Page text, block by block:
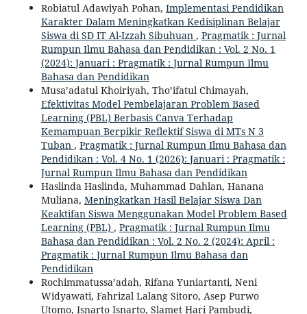
Robiatul Adawiyah Pohan, Implementasi Pendidikan
Karakter Dalam Meningkatkan Kedisiplinan Belajar
Siswa di SD IT Al-Izzah Sibuhuan , Pragmatik : Jurnal
Rumpun Ilmu Bahasa dan Pendidikan : Vol. 2 No. 1
(2024): Januari : Pragmatik : Jurnal Rumpun Ilmu
Bahasa dan Pendidikan
Musa’adatul Khoiriyah, Tho’ifatul Chimayah,
Efektivitas Model Pembelajaran Problem Based
Learning (PBL) Berbasis Canva Terhadap
Kemampuan Berpikir Reflektif Siswa di MTs N 3
Tuban , Pragmatik : Jurnal Rumpun Ilmu Bahasa dan
Pendidikan : Vol. 4 No. 1 (2026): Januari : Pragmatik :
Jurnal Rumpun Ilmu Bahasa dan Pendidikan
Haslinda Haslinda, Muhammad Dahlan, Hanana
Muliana, Meningkatkan Hasil Belajar Siswa Dan
Keaktifan Siswa Menggunakan Model Problem Based
Learning (PBL) , Pragmatik : Jurnal Rumpun Ilmu
Bahasa dan Pendidikan : Vol. 2 No. 2 (2024): April :
Pragmatik : Jurnal Rumpun Ilmu Bahasa dan
Pendidikan
Rochimmatussa’adah, Rifana Yuniartanti, Neni
Widyawati, Fahrizal Lalang Sitoro, Asep Purwo
Utomo, Isnarto Isnarto, Slamet Hari Pambudi,